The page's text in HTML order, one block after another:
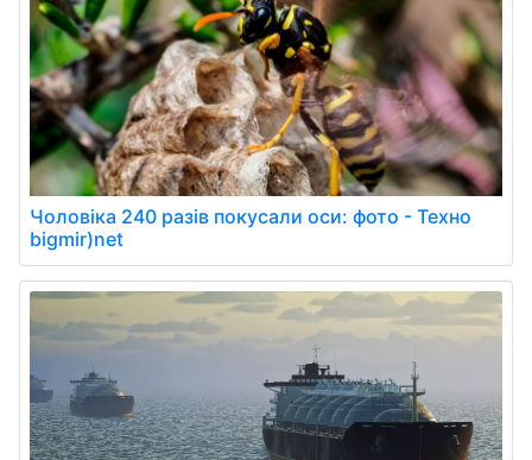
Чоловіка 240 разів покусали оси: фото - Техно
bigmir)net